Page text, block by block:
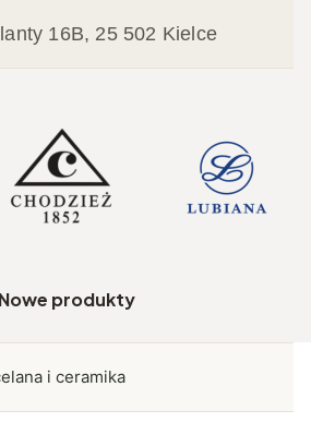
16B, 25 502 Kielce
Nowe produkty
i ceramika